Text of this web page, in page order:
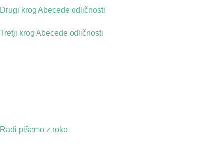
Drugi krog Abecede odličnosti
Tretji krog Abecede odličnosti
Radi pišemo z roko